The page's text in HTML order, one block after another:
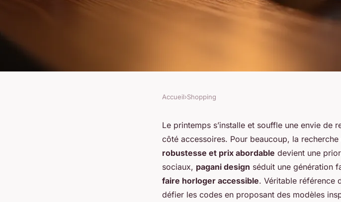
Pagani design : l'allié des
montres sport chic
Accueil›Shopping
Le printemps s’installe et souffle une envie de
côté accessoires. Pour beaucoup, la recherche
robustesse et prix abordable devient une
sociaux, pagani design séduit une génération
faire horloger accessible. Véritable référence
défier les codes en proposant des modèles